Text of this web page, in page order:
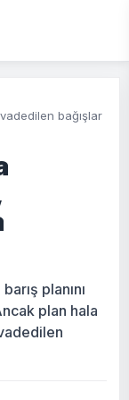
bağışlar
planını
plan hala